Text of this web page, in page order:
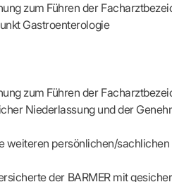
PRAXIS
& Businessplan
zum Führen der
Gastroenterologie
zum Führen der
Niederlassung und der
weiteren persönlichen/
der BARMER mit